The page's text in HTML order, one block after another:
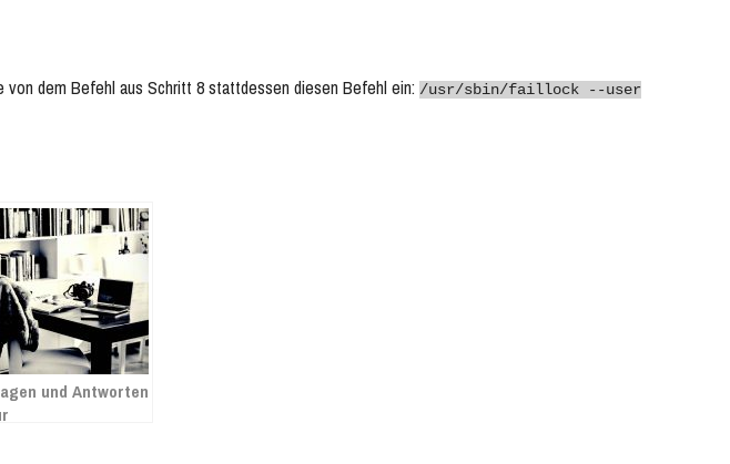
von dem Befehl aus Schritt 8 stattdessen diesen Befehl ein: /usr/sbin/faillock --user
und Antworten